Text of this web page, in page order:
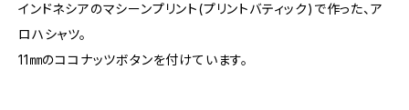
インドネシアのマシーンプリント(プリントバティック)で作った、ア
ロハシャツ。
11㎜のココナッツボタンを付けています。